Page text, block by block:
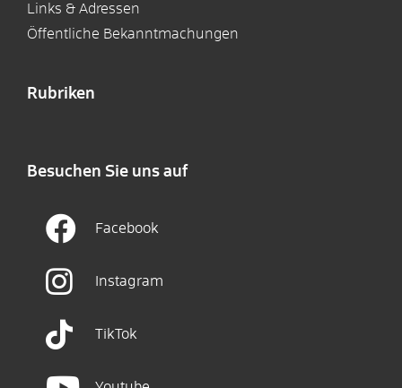
Links & Adressen
Öffentliche Bekanntmachungen
Rubriken
Besuchen Sie uns auf
Facebook
Instagram
TikTok